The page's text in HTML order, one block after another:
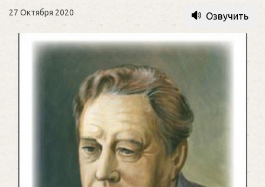
27 Октября 2020 Озвучить